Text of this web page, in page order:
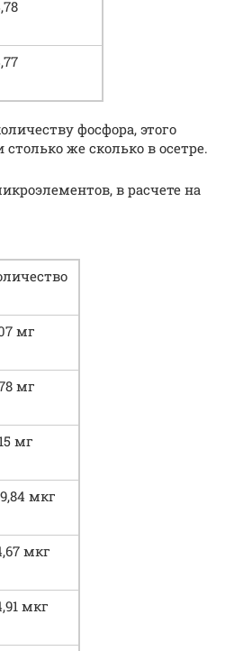
фосфора, этого
же сколько в осетре.
в расчете на
мг
мг
мг
мкг
мкг
мкг